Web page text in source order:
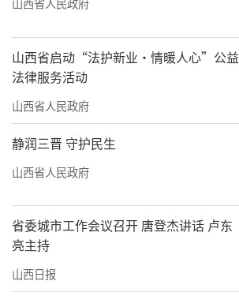
座谈会上，与会人员观看了
山西省启动“法护新业·情暖人心”公益
法律服务活动
山西省人民政府
静润三晋 守护民生
山西省人民政府
省委城市工作会议召开 唐登杰讲话 卢东
亮主持
山西日报